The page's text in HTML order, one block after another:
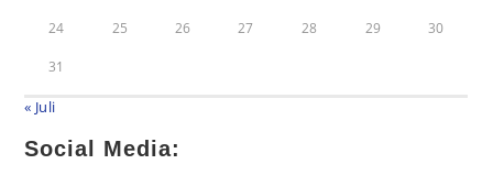
24 25 26 27 28 29 30
31
« Juli
Social Media: